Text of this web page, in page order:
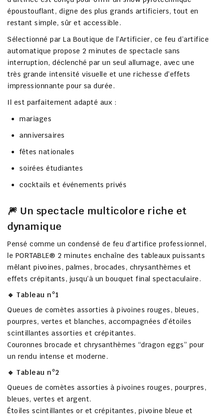
époustouflant, digne des plus grands artificiers, tout en
restant simple, sûr et accessible.
Sélectionné par La Boutique de l’Artificier, ce feu d’artifice
automatique propose 2 minutes de spectacle sans
interruption, déclenché par un seul allumage, avec une
très grande intensité visuelle et une richesse d’effets
impressionnante pour sa durée.
Il est parfaitement adapté aux :
mariages
anniversaires
fêtes nationales
soirées étudiantes
cocktails et événements privés
🎆 Un spectacle multicolore riche et
dynamique
Pensé comme un condensé de feu d’artifice professionnel,
le PORTABLE® 2 minutes enchaîne des tableaux puissants
mêlant pivoines, palmes, brocades, chrysanthèmes et
effets crépitants, jusqu’à un bouquet final spectaculaire.
🔹 Tableau n°1
Queues de comètes assorties à pivoines rouges, bleues,
pourpres, vertes et blanches, accompagnées d’étoiles
scintillantes assorties et crépitantes.
Couronnes brocade et chrysanthèmes “dragon eggs” pour
un rendu intense et moderne.
🔹 Tableau n°2
Queues de comètes assorties à pivoines rouges, pourpres,
bleues, vertes et argent.
Étoiles scintillantes or et crépitantes, pivoine bleue et